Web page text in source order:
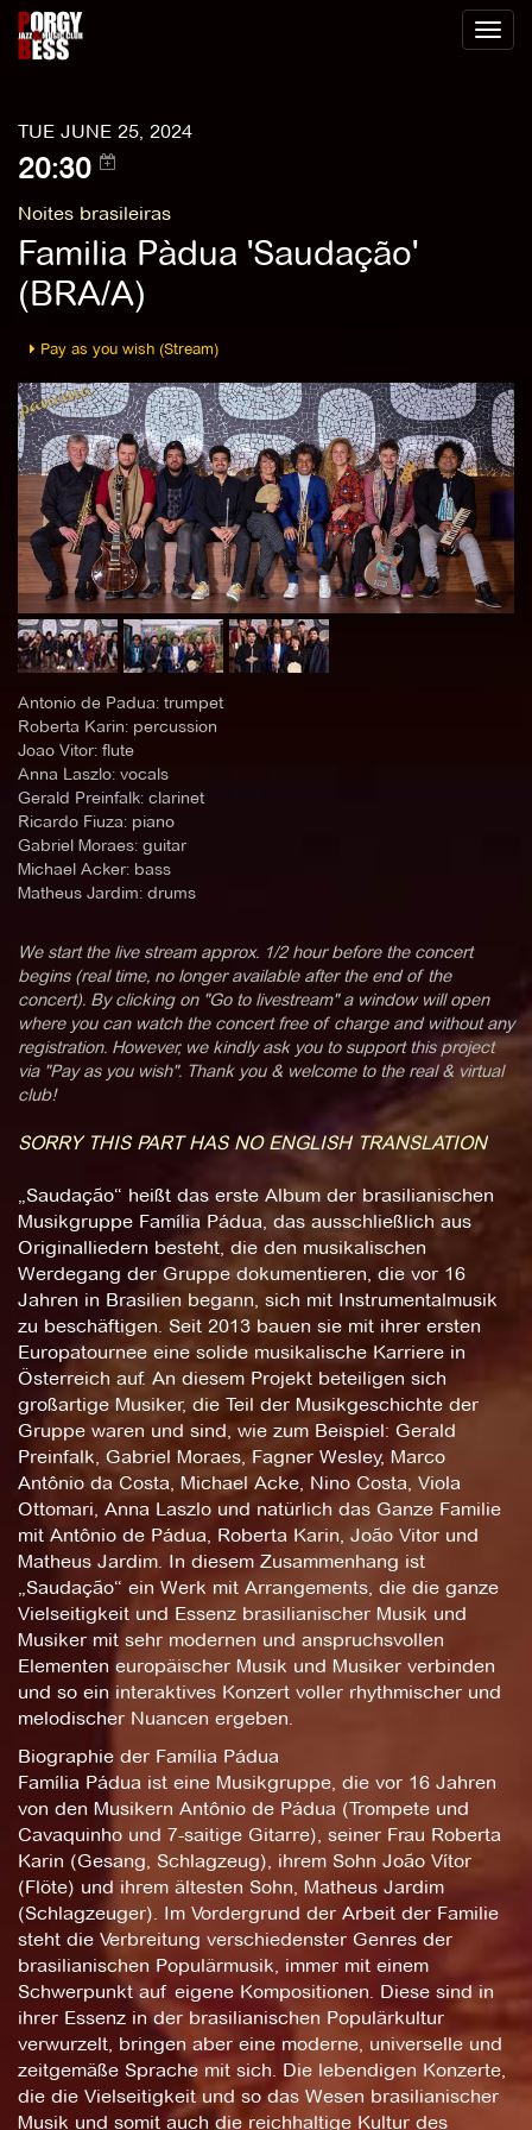
Toggle
TUE JUNE 25, 2024
20:30
Noites brasileiras
Familia Pàdua 'Saudação'
(BRA/A)
Pay as you wish (Stream)
Antonio de Padua: trumpet
Roberta Karin: percussion
Joao Vitor: flute
Anna Laszlo: vocals
Gerald Preinfalk: clarinet
Ricardo Fiuza: piano
Gabriel Moraes: guitar
Michael Acker: bass
Matheus Jardim: drums
We start the live stream approx. 1/2 hour before the concert
begins (real time, no longer available after the end of the
concert). By clicking on "Go to livestream" a window will open
where you can watch the concert free of charge and without any
registration. However, we kindly ask you to support this project
via "Pay as you wish". Thank you & welcome to the real & virtual
club!
SORRY THIS PART HAS NO ENGLISH TRANSLATION
„Saudação“ heißt das erste Album der brasilianischen
Musikgruppe Família Pádua, das ausschließlich aus
Originalliedern besteht, die den musikalischen
Werdegang der Gruppe dokumentieren, die vor 16
Jahren in Brasilien begann, sich mit Instrumentalmusik
zu beschäftigen. Seit 2013 bauen sie mit ihrer ersten
Europatournee eine solide musikalische Karriere in
Österreich auf. An diesem Projekt beteiligen sich
großartige Musiker, die Teil der Musikgeschichte der
Gruppe waren und sind, wie zum Beispiel: Gerald
Preinfalk, Gabriel Moraes, Fagner Wesley, Marco
Antônio da Costa, Michael Acke, Nino Costa, Viola
Ottomari, Anna Laszlo und natürlich das Ganze Familie
mit Antônio de Pádua, Roberta Karin, João Vitor und
Matheus Jardim. In diesem Zusammenhang ist
„Saudação“ ein Werk mit Arrangements, die die ganze
Vielseitigkeit und Essenz brasilianischer Musik und
Musiker mit sehr modernen und anspruchsvollen
Elementen europäischer Musik und Musiker verbinden
und so ein interaktives Konzert voller rhythmischer und
melodischer Nuancen ergeben.
Biographie der Família Pádua
Família Pádua ist eine Musikgruppe, die vor 16 Jahren
von den Musikern Antônio de Pádua (Trompete und
Cavaquinho und 7-saitige Gitarre), seiner Frau Roberta
Karin (Gesang, Schlagzeug), ihrem Sohn João Vítor
(Flöte) und ihrem ältesten Sohn, Matheus Jardim
(Schlagzeuger). Im Vordergrund der Arbeit der Familie
steht die Verbreitung verschiedenster Genres der
brasilianischen Populärmusik, immer mit einem
Schwerpunkt auf eigene Kompositionen. Diese sind in
ihrer Essenz in der brasilianischen Populärkultur
verwurzelt, bringen aber eine moderne, universelle und
zeitgemäße Sprache mit sich. Die lebendigen Konzerte,
die die Vielseitigkeit und so das Wesen brasilianischer
Musik und somit auch die reichhaltige Kultur des